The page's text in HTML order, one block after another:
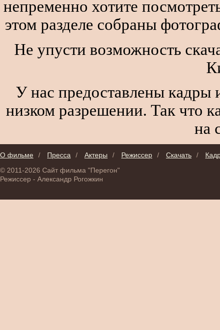
непременно хотите
этом разделе собраны
Не упусти возможность
У нас предоставлены кадры
низком разрешении. Так что
на
О фильме / Пресса / Актеры / Режиссер / Скачать /
© 2011-2026 Сайт фильма "Перегон"
Режиссер - Александр Рогожкин